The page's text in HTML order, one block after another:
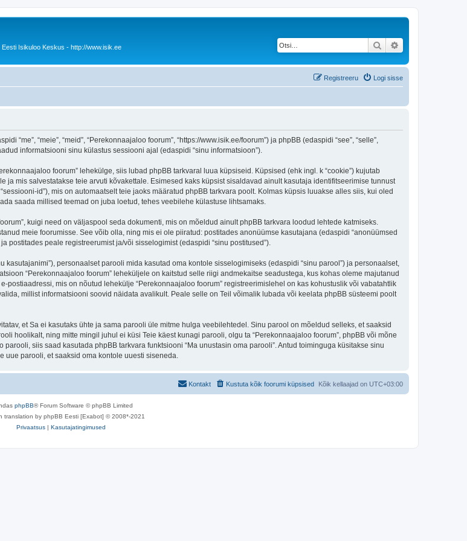
Isikuloo Keskus - http://www.isik.ee Otsi
Logi sisse
Registreeru
“meie”, “meid”, “Perekonnaajaloo foorum”, “https://www.isik.ee/foorum”) ja phpBB (edaspidi “see”, “selle”,
informatsiooni sinu külastus sessiooni ajal (edaspidi “sinu informatsioon”).
foorum” lehekülge, siis lubad phpBB tarkvaral luua küpsiseid. Küpsised (ehk ingl. k “cookie”) kujutab
mis salvestatakse teie arvuti kõvakettale. Esimesed kaks küpsist sisaldavad ainult kasutaja identifitseerimise tunnust
id”), mis on automaatselt teie jaoks määratud phpBB tarkvara poolt. Kolmas küpsis luuakse alles siis, kui oled
saada millised teemad on juba loetud, tehes veebilehe külastuse lihtsamaks.
kuigi need on väljaspool seda dokumenti, mis on mõeldud ainult phpBB tarkvara loodud lehtede katmiseks.
meie foorumisse. See võib olla, ning mis ei ole piiratud: postitades anonüümse kasutajana (edaspidi “anonüümsed
postitades peale registreerumist ja/või sisselogimist (edaspidi “sinu postitused”).
personaalset parooli mida kasutad oma kontole sisselogimiseks (edaspidi “sinu parool”) ja personaalset,
“Perekonnaajaloo foorum” leheküljele on kaitstud selle riigi andmekaitse seadustega, kus kohas oleme majutanud
mis on nõutud lehekülje “Perekonnaajaloo foorum” registreerimislehel on kas kohustuslik või vabatahtlik
millist informatsiooni soovid näidata avalikult. Peale selle on Teil võimalik lubada või keelata phpBB süsteemi poolt
et Sa ei kasutaks ühte ja sama parooli üle mitme hulga veebilehtedel. Sinu parool on mõeldud selleks, et saaksid
hoolikalt, ning mitte mingil juhul ei küsi Teie käest kunagi parooli, olgu ta “Perekonnaajaloo foorum”, phpBB või mõne
siis saad kasutada phpBB tarkvara funktsiooni “Ma unustasin oma parooli”. Antud toiminguga küsitakse sinu
parooli, et saaksid oma kontole uuesti siseneda.
Kõik kellaajad on UTC+03:00
Kustuta kõik foorumi küpsised
Kontakt
phpBB® Forum Software © phpBB Limited
translation by phpBB Eesti [Exabot] © 2008*-2021
Privaatsus | Kasutajatingimused